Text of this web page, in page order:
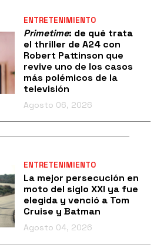
ENTRETENIMIENTO
Primetime: de qué trata
el thriller de A24 con
Robert Pattinson que
revive uno de los casos
más polémicos de la
televisión
Agosto 06, 2026
ENTRETENIMIENTO
La mejor persecución en
moto del siglo XXI ya fue
elegida y venció a Tom
Cruise y Batman
Agosto 04, 2026